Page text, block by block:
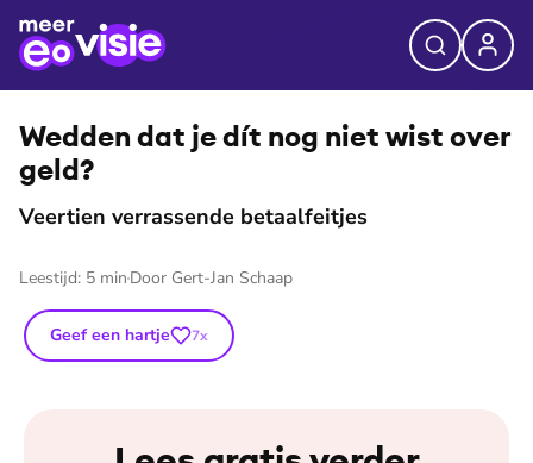
⭐Premium
©Wijtze Valkema
Wedden dat je dít nog niet wist over
geld?
Veertien verrassende betaalfeitjes
Leestijd: 5 min Door Gert-Jan Schaap
Geef een hartje 7x